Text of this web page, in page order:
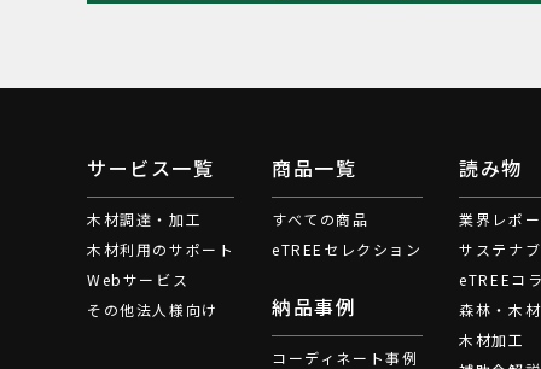
サービス一覧
木材調達・加工
木材利用のサポート
Webサービス
その他法人様向け
商品一覧
すべての商品
eTREEセレクション
納品事例
コーディネート事例
読み物
業界レポ
サステナ
eTREEコ
森林・木
木材加工